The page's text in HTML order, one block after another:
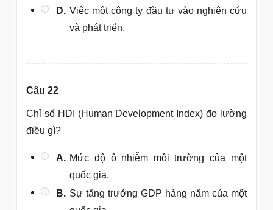
D. Việc một công ty đầu tư vào nghiên cứu
và phát triển.
Câu 22
Chỉ số HDI (Human Development Index) đo lường
điều gì?
A. Mức độ ô nhiễm môi trường của một
quốc gia.
B. Sự tăng trưởng GDP hàng năm của một